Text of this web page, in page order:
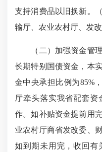
支持消费品以旧换新。
输厅、农业农村厅、发改
（二）加强资金管理
长期特别国债资金，本
金中央承担比例为85%
厅牵头落实我省配套资
作。如补贴资金提前用
业农村厅商省发改委、
如到期未用完，收回有